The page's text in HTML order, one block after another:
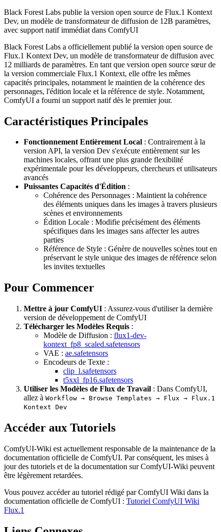
Black Forest Labs publie la version open source de Flux.1 Kontext
Dev, un modèle de transformateur de diffusion de 12B paramètres,
avec support natif immédiat dans ComfyUI
Black Forest Labs a officiellement publié la version open source de
Flux.1 Kontext Dev, un modèle de transformateur de diffusion avec
12 milliards de paramètres. En tant que version open source sœur de
la version commerciale Flux.1 Kontext, elle offre les mêmes
capacités principales, notamment le maintien de la cohérence des
personnages, l'édition locale et la référence de style. Notamment,
ComfyUI a fourni un support natif dès le premier jour.
Caractéristiques Principales
Fonctionnement Entièrement Local : Contrairement à la
version API, la version Dev s'exécute entièrement sur les
machines locales, offrant une plus grande flexibilité
expérimentale pour les développeurs, chercheurs et utilisateurs
avancés
Puissantes Capacités d'Édition :
Cohérence des Personnages : Maintient la cohérence
des éléments uniques dans les images à travers plusieurs
scènes et environnements
Édition Locale : Modifie précisément des éléments
spécifiques dans les images sans affecter les autres
parties
Référence de Style : Génère de nouvelles scènes tout en
préservant le style unique des images de référence selon
les invites textuelles
Pour Commencer
Mettre à jour ComfyUI : Assurez-vous d'utiliser la dernière
version de développement de ComfyUI
Télécharger les Modèles Requis :
Modèle de Diffusion : flux1-dev-
kontext_fp8_scaled.safetensors
VAE : ae.safetensors
Encodeurs de Texte :
clip_l.safetensors
t5xxl_fp16.safetensors
Utiliser les Modèles de Flux de Travail : Dans ComfyUI,
allez à Workflow → Browse Templates → Flux → Flux.1
Kontext Dev
Accéder aux Tutoriels
ComfyUI-Wiki est actuellement responsable de la maintenance de la
documentation officielle de ComfyUI. Par conséquent, les mises à
jour des tutoriels et de la documentation sur ComfyUI-Wiki peuvent
être légèrement retardées.
Vous pouvez accéder au tutoriel rédigé par ComfyUI Wiki dans la
documentation officielle de ComfyUI : Tutoriel ComfyUI Wiki
Flux.1